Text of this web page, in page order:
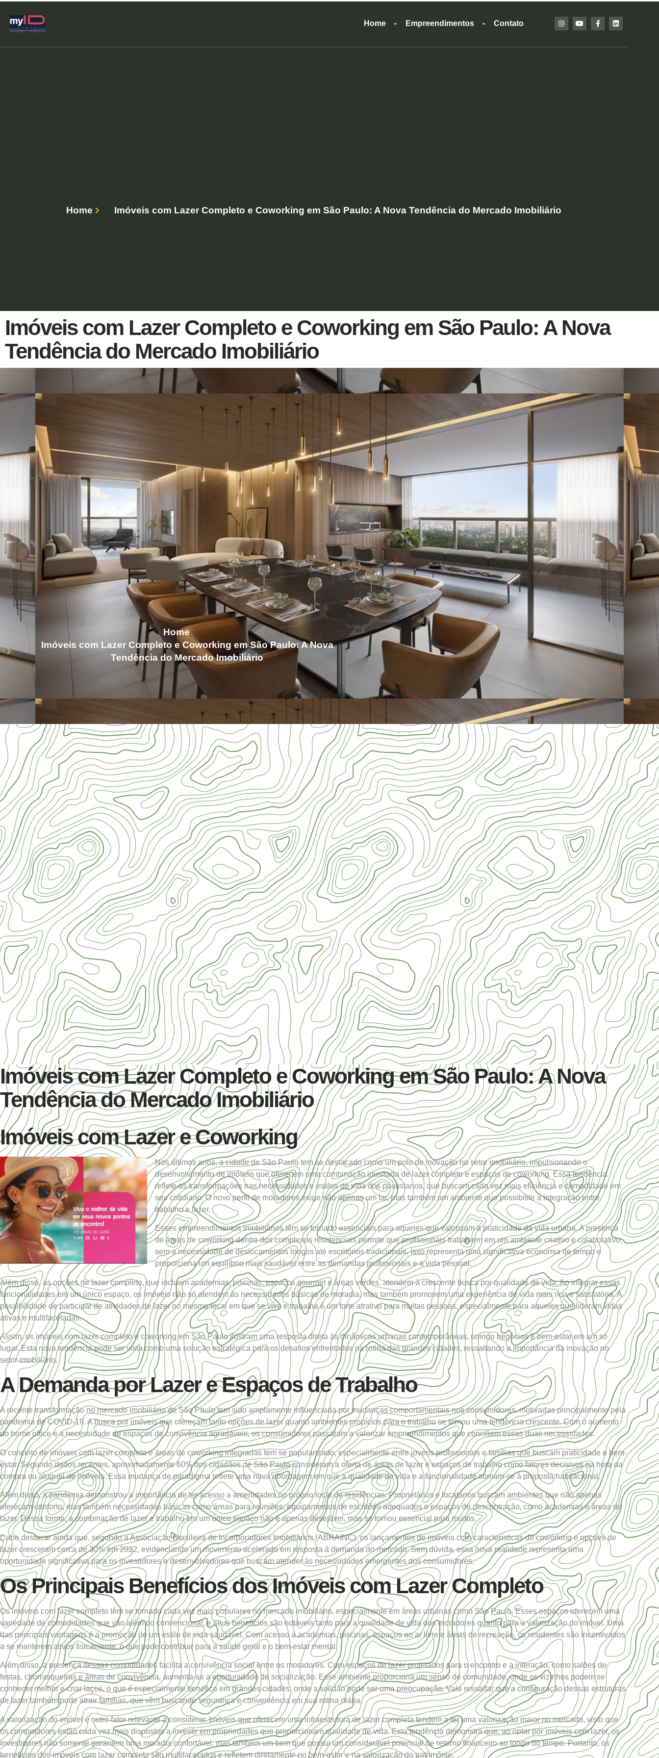
Home Empreendimentos Contato
Home Imóveis com Lazer Completo e Coworking em São Paulo: A Nova Tendência do Mercado Imobiliário
Imóveis com Lazer Completo e Coworking em São Paulo: A Nova
Tendência do Mercado Imobiliário
Home
Imóveis com Lazer Completo e Coworking em São Paulo: A Nova
Tendência do Mercado Imobiliário
Imóveis com Lazer Completo e Coworking em São Paulo: A Nova
Tendência do Mercado Imobiliário
Imóveis com Lazer e Coworking
Nos últimos anos, a cidade de São Paulo tem se destacado como um polo de inovação no setor imobiliário, impulsionando o
desenvolvimento de imóveis que oferecem uma combinação inusitada de lazer completo e espaços de coworking. Essa tendência
reflete as transformações nas necessidades e estilos de vida dos paulistanos, que buscam cada vez mais eficiência e comodidade em
seu cotidiano. O novo perfil de moradores exige não apenas um lar, mas também um ambiente que possibilite a integração entre
trabalho e lazer.
Esses empreendimentos imobiliários têm se tornado essenciais para aqueles que valorizam a praticidade da vida urbana. A presença
de áreas de coworking dentro dos complexos residenciais permite que profissionais trabalhem em um ambiente criativo e colaborativo,
sem a necessidade de deslocamentos longos até escritórios tradicionais. Isso representa uma significativa economia de tempo e
proporciona um equilíbrio mais saudável entre as demandas profissionais e a vida pessoal.
Além disso, as opções de lazer completo, que incluem academias, piscinas, espaços gourmet e áreas verdes, atendem à crescente busca por qualidade de vida. Ao integrar essas
funcionalidades em um único espaço, os imóveis não só atendem às necessidades básicas de moradia, mas também promovem uma experiência de vida mais rica e satisfatória. A
possibilidade de participar de atividades de lazer no mesmo local em que se vive e trabalha é um forte atrativo para muitas pessoas, especialmente para aqueles que lideram vidas
ativas e multifacetadas.
Assim, os imóveis com lazer completo e coworking em São Pauloilustram uma resposta direta às dinâmicas urbanas contemporâneas, unindo negócios e bem-estar em um só
lugar. Esta nova tendência pode ser vista como uma solução estratégica para os desafios enfrentados na rotina das grandes cidades, ressaltando a importância da inovação no
setor imobiliário.
A Demanda por Lazer e Espaços de Trabalho
A recente transformação no mercado imobiliário de São Paulo tem sido amplamente influenciada por mudanças comportamentais nos consumidores, motivadas principalmente pela
pandemia de COVID-19. A busca por imóveis que ofereçam tanto opções de lazer quanto ambientes propícios para o trabalho se tornou uma tendência crescente. Com o aumento
do home office e a necessidade de espaços de convivência agradáveis, os consumidores passaram a valorizar empreendimentos que conciliem essas duas necessidades.
O conceito de imóveis com lazer completo e áreas de coworking integradas tem se popularizado, especialmente entre jovens profissionais e famílias que buscam praticidade e bem-
estar. Segundo dados recentes, aproximadamente 60% dos cidadãos deSão Pauloconsideram a oferta de áreas de lazer e espaços de trabalho como fatores decisivos na hora da
compra ou aluguel de imóveis. Essa mudança de paradigma reflete uma nova abordagem em que a qualidade de vida e a funcionalidade somam-se à proposta habitacional.
Além disso, a pandemia demonstrou a importância de ter acesso a amenidades no próprio local de residências. Proprietários e locatários buscam ambientes que não apenas
ofereçam conforto, mas também necessidades básicas como áreas para reuniões, equipamentos de escritório adequados e espaços de descontração, como academias e áreas de
lazer. Dessa forma, a combinação de lazer e trabalho em um único espaço não é apenas desejável, mas se tornou essencial para muitos.
Cabe destacar ainda que, segundo a Associação Brasileira de Incorporadores Imobiliários (ABRAINC), os lançamentos de imóveis com características de coworking e opções de
lazer cresceram cerca de 30% em 2022, evidenciando um movimento acelerado em resposta à demanda do mercado. Sem dúvida, essa nova realidade representa uma
oportunidade significativa para os investidores e desenvolvedores que buscam atender às necessidades emergentes dos consumidores.
Os Principais Benefícios dos Imóveis com Lazer Completo
Os imóveis com lazer completo têm se tornado cada vez mais populares no mercado imobiliário, especialmente em áreas urbanas como São Paulo. Esses espaços oferecem uma
variedade de comodidades que vão além do convencional, e seus benefícios são notáveis tanto para a qualidade de vida dos moradores quanto para a valorização do imóvel. Uma
das principais vantagens é a promoção de um estilo de vida saudável. Com acesso a academias, piscinas, espaços ao ar livre e áreas de recreação, os residentes são incentivados
a se manterem ativos fisicamente, o que pode contribuir para a saúde geral e o bem-estar mental.
Além disso, a presença dessas comodidades facilita a convivência social entre os moradores. Com espaços de lazer projetados para o encontro e a interação, como salões de
festas, churrasqueiras e áreas de convivência, aumenta-se a oportunidade de socialização. Esse ambiente proporciona um senso de comunidade, onde os vizinhos podem se
conhecer melhor e criar laços, o que é especialmente benéfico em grandes cidades, onde a solidão pode ser uma preocupação. Vale ressaltar que a configuração dessas estruturas
de lazer também pode atrair famílias, que vêm buscando segurança e conveniência em sua rotina diária.
A valorização do imóvel é outro fator relevante a considerar. Imóveis que oferecem uma infraestrutura de lazer completa tendem a ter uma valorização maior no mercado, visto que
os compradores estão cada vez mais dispostos a investir em propriedades que proporcionam qualidade de vida. Esta tendência demonstra que, ao optar por imóveis com lazer, os
investidores não somente garantem uma moradia confortável, mas também um bem que possui um considerável potencial de retorno financeiro ao longo do tempo. Portanto, os
benefícios dos imóveis com lazer completo são multifacetados e refletem diretamente no bem-estar e na valorização do patrimônio.